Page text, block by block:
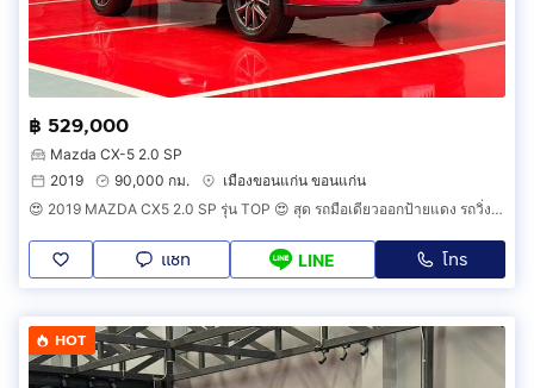
฿ 529,000
Mazda CX-5 2.0 SP
2019
90,000 กม.
เมืองขอนแก่น ขอนแก่น
😍 2019 MAZDA CX5 2.0 SP รุ่น TOP 😍 สุด รถมือเดียวออกป้ายแดง รถวิ่งน้อยเพียง 90,000 กม เข้าศูนย์ทุกระยะ รถไม่เคยมีอุบัติเหตุครับ
แชท LINE โทร
HOT